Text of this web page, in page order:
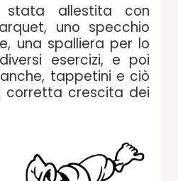
stata allestita con
uno specchio
una spalliera per lo
esercizi, e poi
tappetini e ciò
corretta crescita dei